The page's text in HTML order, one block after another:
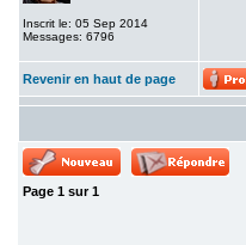
Inscrit le: 05 Sep 2014
Messages: 6796
Revenir en haut de page
Page 1 sur1